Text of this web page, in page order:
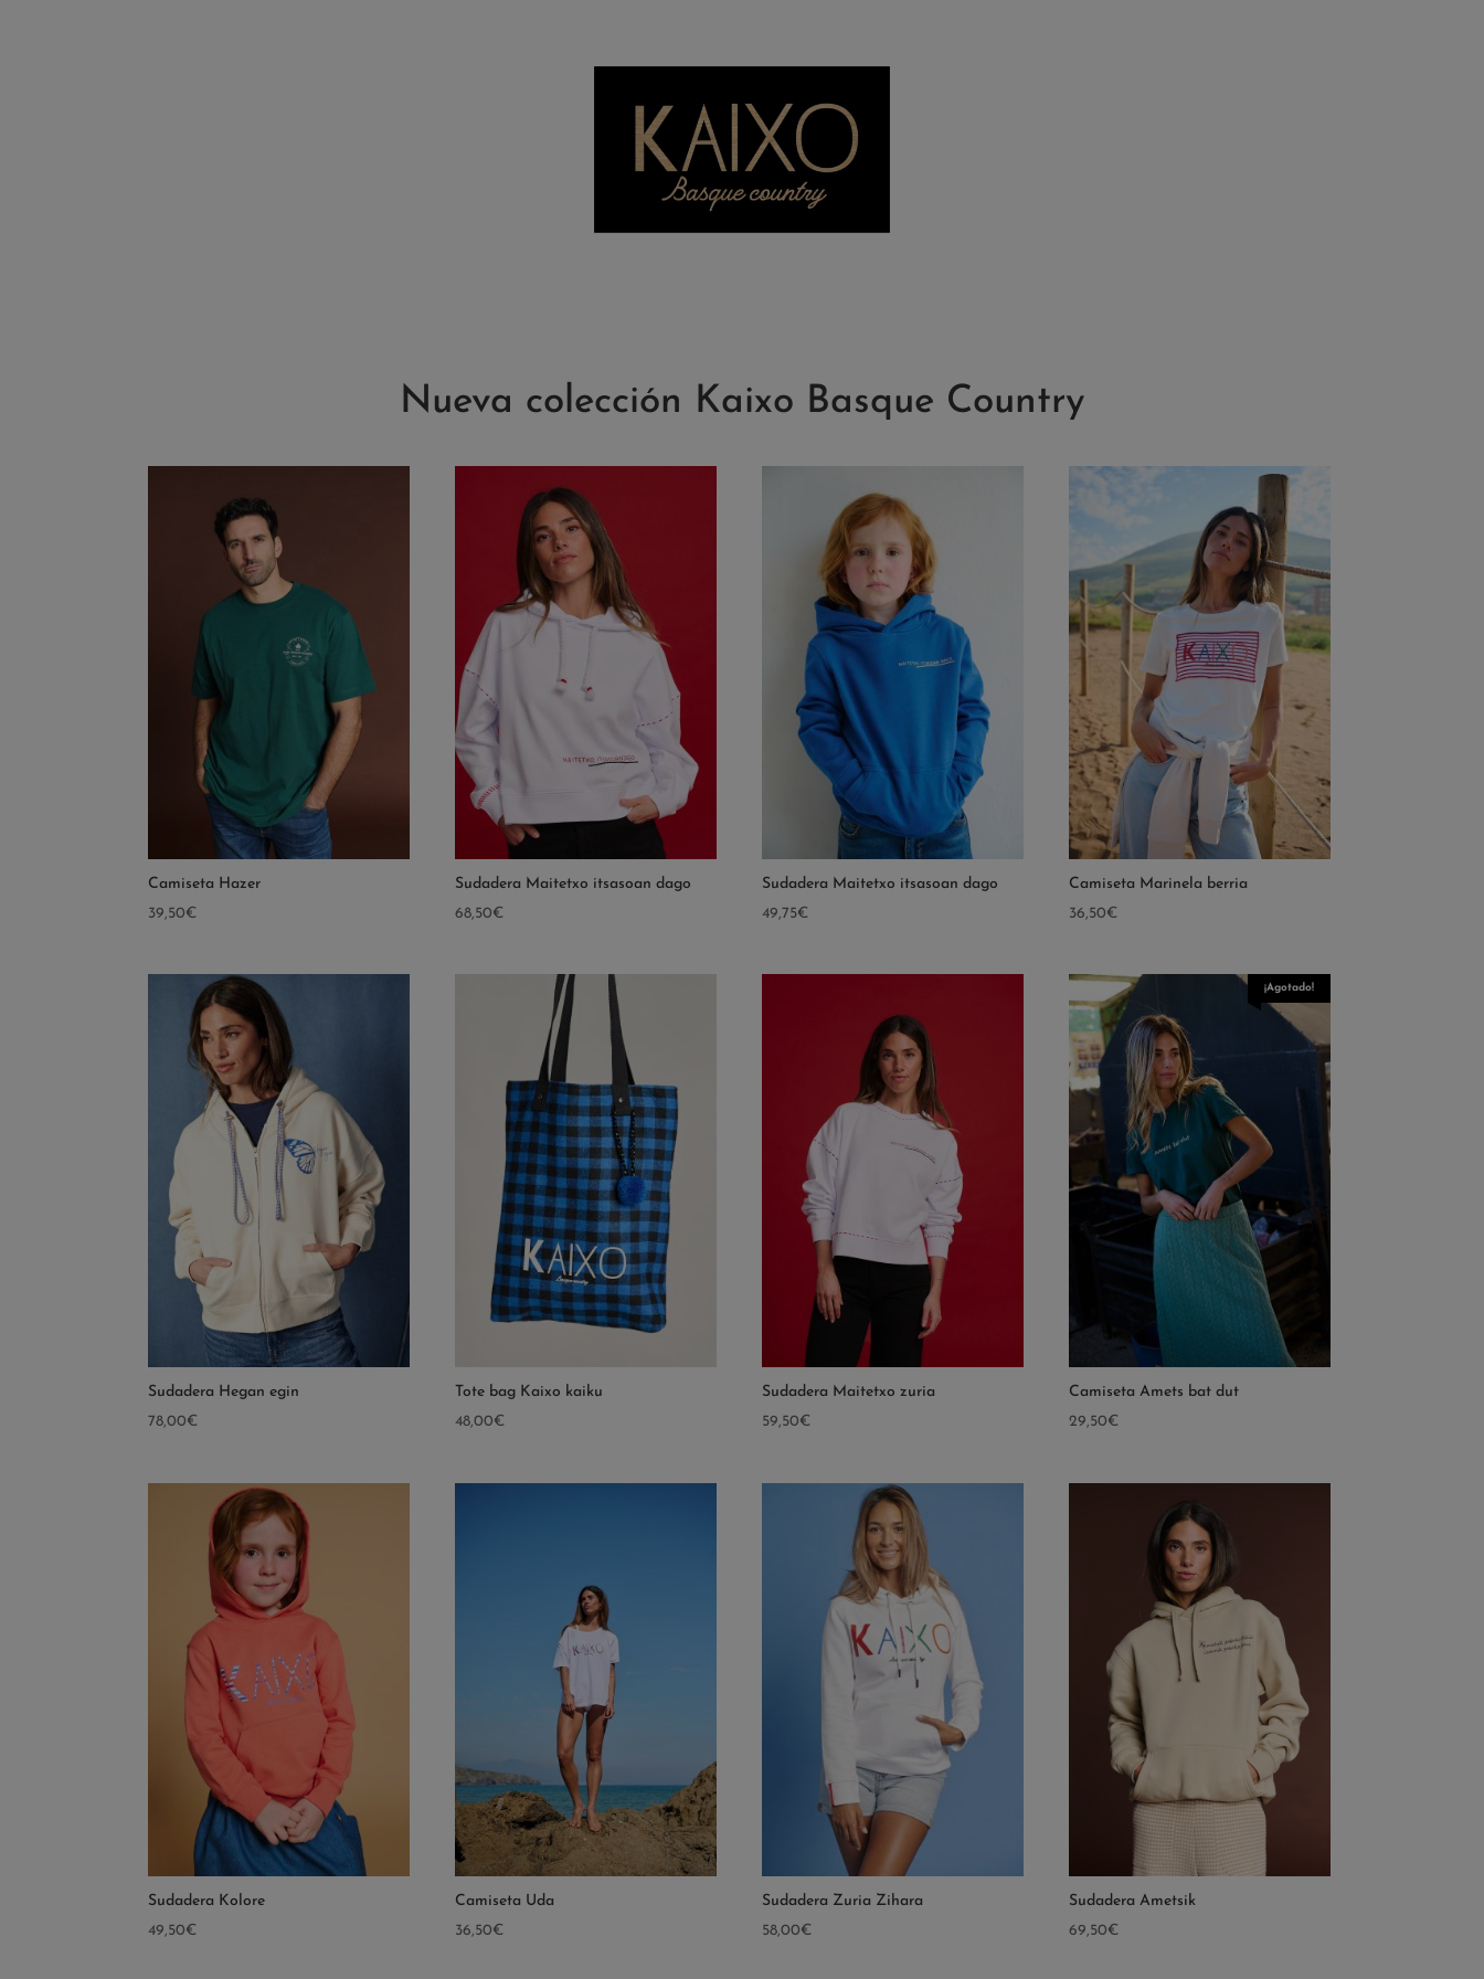
Nueva colección Kaixo Basque Country
Camiseta Hazer
39,50€
Sudadera Maitetxo itsasoan dago
68,50€
Sudadera Maitetxo itsasoan dago
49,75€
Camiseta Marinela berria
36,50€
Sudadera Hegan egin
78,00€
Tote bag Kaixo kaiku
48,00€
Sudadera Maitetxo zuria
59,50€
¡Agotado!
Camiseta Amets bat dut
29,50€
Sudadera Kolore
49,50€
Camiseta Uda
36,50€
Sudadera Zuria Zihara
58,00€
Sudadera Ametsik
69,50€